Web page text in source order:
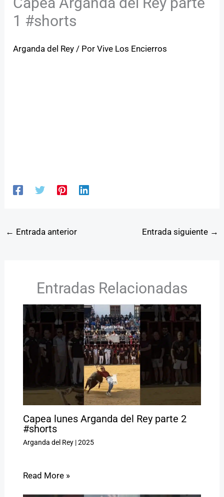
1 #shorts
Arganda del Rey / PorVive Los Encierros
← Entrada anterior Entrada siguiente →
Entradas Relacionadas
Capea lunes Arganda del Rey parte 2
#shorts
Arganda del Rey|2025
Read More »